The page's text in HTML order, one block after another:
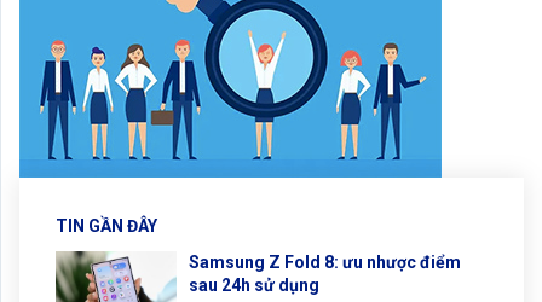
TIN GẦN ĐÂY
Samsung Z Fold 8: ưu nhược điểm
sau 24h sử dụng